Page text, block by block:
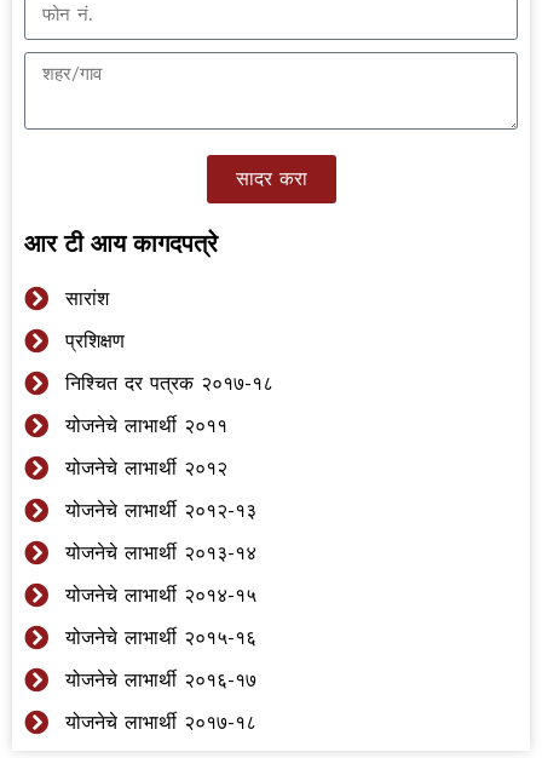
सादर करा
आर टी आय कागदपत्रे
सारांश
प्रशिक्षण
निश्चित दर पत्रक २०१७-१८
योजनेचे लाभार्थी २०११
योजनेचे लाभार्थी २०१२
योजनेचे लाभार्थी २०१२-१३
योजनेचे लाभार्थी २०१३-१४
योजनेचे लाभार्थी २०१४-१५
योजनेचे लाभार्थी २०१५-१६
योजनेचे लाभार्थी २०१६-१७
योजनेचे लाभार्थी २०१७-१८